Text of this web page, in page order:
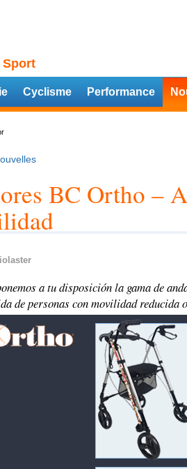
Sport
Cyclisme Performance
BC Ortho –
a tu disposición la gama de
de personas con movilidad reducida